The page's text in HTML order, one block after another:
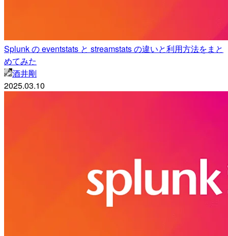
Splunk の eventstats と streamstats の違いと利用方法をまと
めてみた
酒井剛
2025.03.10